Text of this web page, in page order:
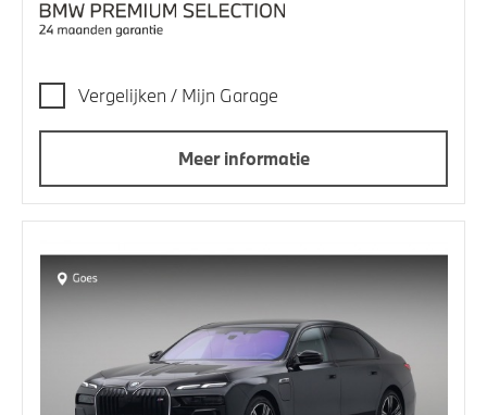
Vergelijken / Mijn Garage
Meer informatie